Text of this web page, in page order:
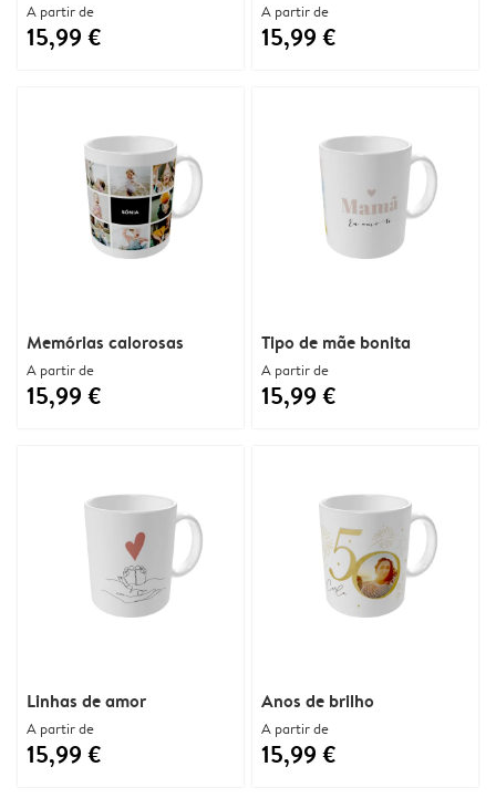
A partir de
15,99 €
A partir de
15,99 €
Memórias calorosas
A partir de
15,99 €
Tipo de mãe bonita
A partir de
15,99 €
Linhas de amor
A partir de
15,99 €
Anos de brilho
A partir de
15,99 €